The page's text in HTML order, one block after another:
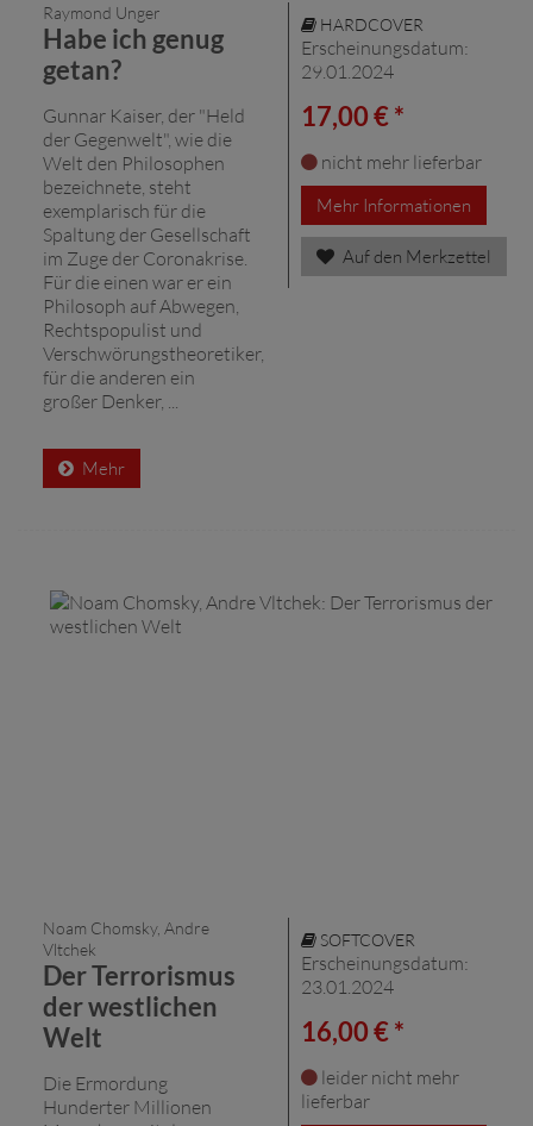
Raymond Unger
Habe ich genug
getan?
Gunnar Kaiser, der "Held
der Gegenwelt", wie die
Welt den Philosophen
bezeichnete, steht
exemplarisch für die
Spaltung der Gesellschaft
im Zuge der Coronakrise.
Für die einen war er ein
Philosoph auf Abwegen,
Rechtspopulist und
Verschwörungstheoretiker,
für die anderen ein
großer Denker, ...
Mehr
HARDCOVER
Erscheinungsdatum:
29.01.2024
17,00 € *
nicht mehr lieferbar
Mehr Informationen
Auf den Merkzettel
Noam Chomsky, Andre
Vltchek
Der Terrorismus
der westlichen
Welt
Die Ermordung
Hunderter Millionen
SOFTCOVER
Erscheinungsdatum:
23.01.2024
16,00 € *
leider nicht mehr
lieferbar